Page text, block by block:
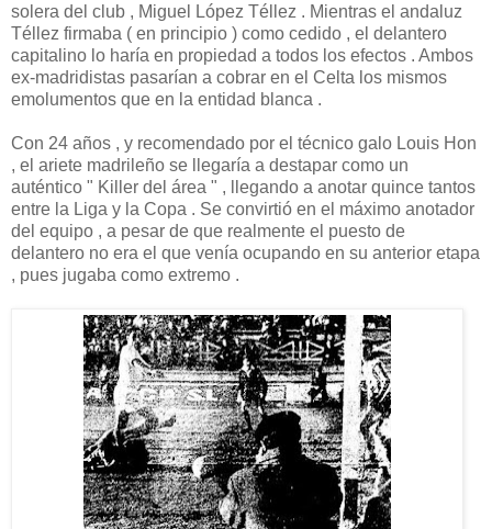
solera del club , Miguel López Téllez . Mientras el andaluz
Téllez firmaba ( en principio ) como cedido , el delantero
capitalino lo haría en propiedad a todos los efectos . Ambos
ex-madridistas pasarían a cobrar en el Celta los mismos
emolumentos que en la entidad blanca .
Con 24 años , y recomendado por el técnico galo Louis Hon
, el ariete madrileño se llegaría a destapar como un
auténtico " Killer del área " , llegando a anotar quince tantos
entre la Liga y la Copa . Se convirtió en el máximo anotador
del equipo , a pesar de que realmente el puesto de
delantero no era el que venía ocupando en su anterior etapa
, pues jugaba como extremo .